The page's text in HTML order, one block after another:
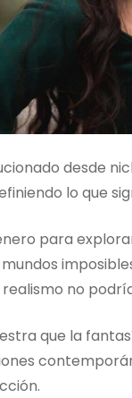
desde
lo que
para
no
que la